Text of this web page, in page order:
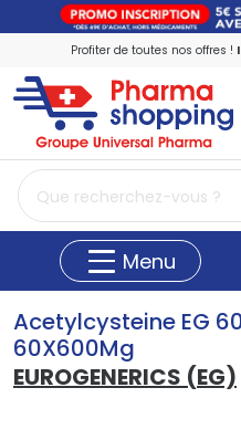
Profiter de toutes nos offres !
Menu
Acetylcysteine EG
60X600Mg
EUROGENERICS (EG)